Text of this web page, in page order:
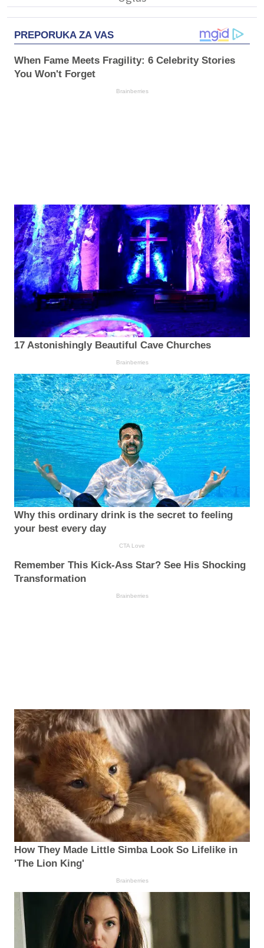
PREPORUKA ZA VAS
When Fame Meets Fragility: 6 Celebrity Stories
You Won't Forget
Brainberries
17 Astonishingly Beautiful Cave Churches
Brainberries
Why this ordinary drink is the secret to feeling
your best every day
CTA Love
Remember This Kick-Ass Star? See His Shocking
Transformation
Brainberries
How They Made Little Simba Look So Lifelike in
'The Lion King'
Brainberries